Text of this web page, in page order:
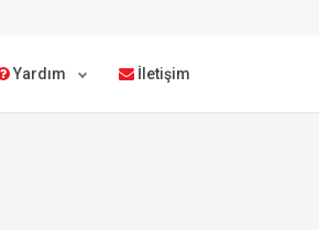
Yardım İletişim